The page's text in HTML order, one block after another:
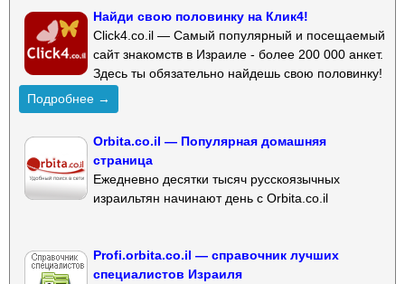
Найди свою половинку на Клик4!
Click4.co.il — Самый популярный и посещаемый
сайт знакомств в Израиле - более 200 000 анкет.
Здесь ты обязательно найдешь свою половинку!
Подробнее →
Orbita.co.il — Популярная домашняя
страница
Ежедневно десятки тысяч русскоязычных
израильтян начинают день с Orbita.co.il
Profi.orbita.co.il — справочник лучших
специалистов Израиля